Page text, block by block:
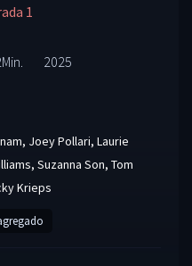
1
2025
, Joey Pollari, Laurie
, Suzanna Son, Tom
Krieps